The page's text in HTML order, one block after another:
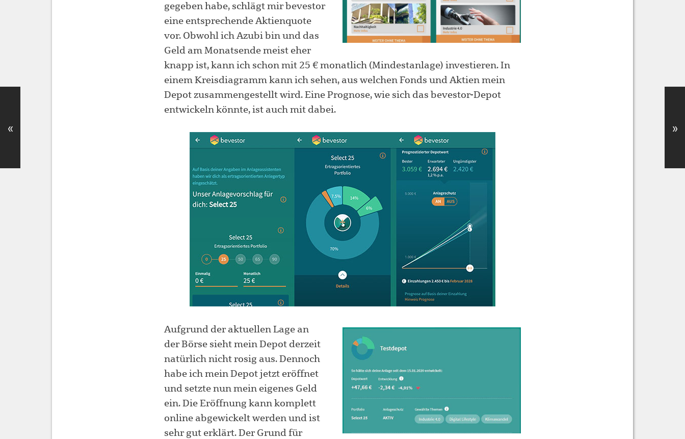
gegeben habe, schlägt mir bevestor
eine entsprechende Aktienquote
vor. Obwohl ich Azubi bin und das
Geld am Monatsende meist eher
knapp ist, kann ich schon mit 25 € monatlich (Mindestanlage) investieren. In
einem Kreisdiagramm kann ich sehen, aus welchen Fonds und Aktien mein
Depot zusammengestellt wird. Eine Prognose, wie sich das bevestor-Depot
entwickeln könnte, ist auch mit dabei.
Aufgrund der aktuellen Lage an
der Börse sieht mein Depot derzeit
natürlich nicht rosig aus. Dennoch
habe ich mein Depot jetzt eröffnet
und setzte nun mein eigenes Geld
ein. Die Eröffnung kann komplett
online abgewickelt werden und ist
sehr gut erklärt. Der Grund für
« »